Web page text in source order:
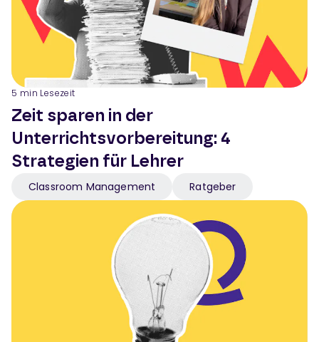
5 min Lesezeit
Zeit sparen in der
Unterrichtsvorbereitung: 4
Strategien für Lehrer
Classroom Management Ratgeber